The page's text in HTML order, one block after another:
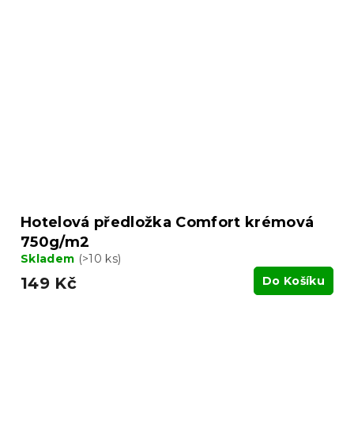
Hotelová předložka Comfort krémová
750g/m2
Skladem (>10 ks)
149 Kč Do Košíku